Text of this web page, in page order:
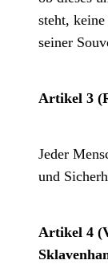
steht,
seiner
Artikel 3
Jeder
und
Artikel 4